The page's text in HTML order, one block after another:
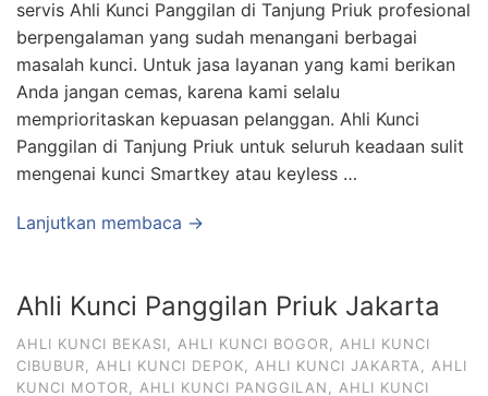
servis Ahli Kunci Panggilan di Tanjung Priuk profesional
berpengalaman yang sudah menangani berbagai
masalah kunci. Untuk jasa layanan yang kami berikan
Anda jangan cemas, karena kami selalu
memprioritaskan kepuasan pelanggan. Ahli Kunci
Panggilan di Tanjung Priuk untuk seluruh keadaan sulit
mengenai kunci Smartkey atau keyless …
Lanjutkan membaca →
Ahli Kunci Panggilan Priuk Jakarta
AHLI KUNCI BEKASI AHLI KUNCI BOGOR
AHLI KUNCI
CIBUBUR
AHLI KUNCI DEPOK AHLI KUNCI JAKARTA
AHLI
KUNCI MOTOR
AHLI KUNCI PANGGILAN
AHLI KUNCI